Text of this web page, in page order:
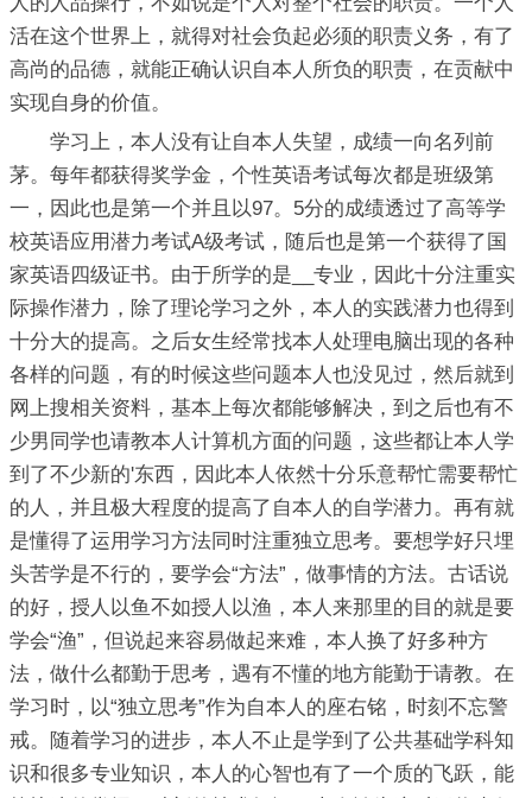
活在这个世界上，就得对社会负起必须的职责义务，有了
高尚的品德，就能正确认识自本人所负的职责，在贡献中
实现自身的价值。
学习上，本人没有让自本人失望，成绩一向名列前
茅。每年都获得奖学金，个性英语考试每次都是班级第
一，因此也是第一个并且以97。5分的成绩透过了高等学
校英语应用潜力考试A级考试，随后也是第一个获得了国
家英语四级证书。由于所学的是__专业，因此十分注重实
际操作潜力，除了理论学习之外，本人的实践潜力也得到
十分大的提高。之后女生经常找本人处理电脑出现的各种
各样的问题，有的时候这些问题本人也没见过，然后就到
网上搜相关资料，基本上每次都能够解决，到之后也有不
少男同学也请教本人计算机方面的问题，这些都让本人学
到了不少新的'东西，因此本人依然十分乐意帮忙需要帮忙
的人，并且极大程度的提高了自本人的自学潜力。再有就
是懂得了运用学习方法同时注重独立思考。要想学好只埋
头苦学是不行的，要学会“方法”，做事情的方法。古话说
的好，授人以鱼不如授人以渔，本人来那里的目的就是要
学会“渔”，但说起来容易做起来难，本人换了好多种方
法，做什么都勤于思考，遇有不懂的地方能勤于请教。在
学习时，以“独立思考”作为自本人的座右铭，时刻不忘警
戒。随着学习的进步，本人不止是学到了公共基础学科知
识和很多专业知识，本人的心智也有了一个质的飞跃，能